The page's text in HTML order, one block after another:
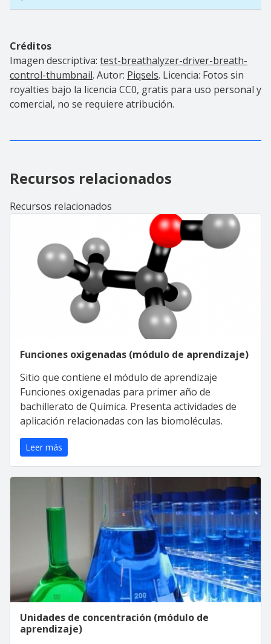
Créditos
Imagen descriptiva: test-breathalyzer-driver-breath-
control-thumbnail. Autor: Piqsels. Licencia: Fotos sin
royalties bajo la licencia CC0, gratis para uso personal y
comercial, no se requiere atribución.
Recursos relacionados
Recursos relacionados
Funciones oxigenadas (módulo de aprendizaje)
Sitio que contiene el módulo de aprendizaje
Funciones oxigenadas para primer año de
bachillerato de Química. Presenta actividades de
aplicación relacionadas con las biomoléculas.
Leer más
Unidades de concentración (módulo de
aprendizaje)